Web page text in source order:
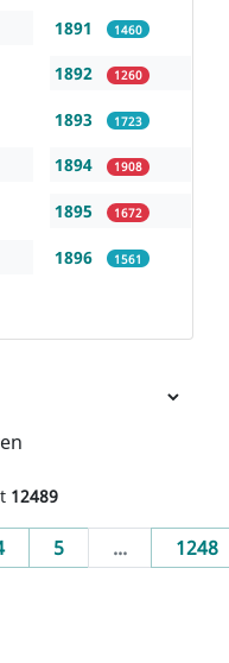
1891 1460
1892 1260
1893 1723
1894 1908
1895 1672
1896 1561
12489
5 ... 1248